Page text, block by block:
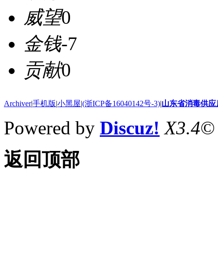
威望0
金钱-7
贡献0
Archiver|手机版|小黑屋|(浙ICP备16040142号-3)|山东省消毒供
Powered by Discuz! X3.4©
返回顶部